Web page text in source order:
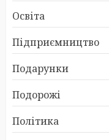
Освіта
Підприємництво
Подарунки
Подорожі
Політика